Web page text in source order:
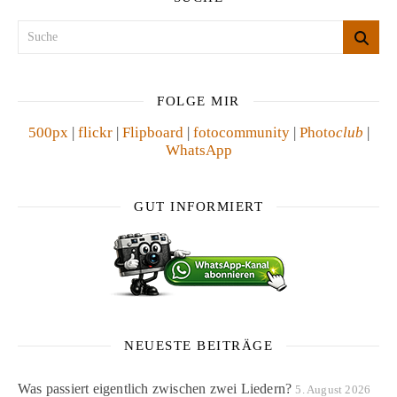
FOLGE MIR
500px| flickr| Flipboard| fotocommunity| Photoclub |
WhatsApp
GUT INFORMIERT
NEUESTE BEITRÄGE
Was passiert eigentlich zwischen zwei Liedern? 5. August 2026